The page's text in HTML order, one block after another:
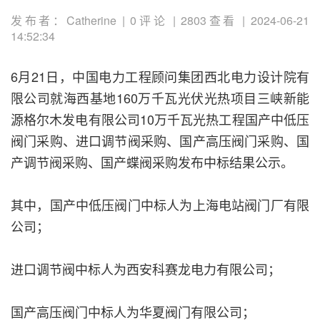
发布者：Catherine | 0评论 | 2803查看 | 2024-06-21
14:52:34
6月21日，中国电力工程顾问集团西北电力设计院有
限公司就海西基地160万千瓦光伏光热项目三峡新能
源格尔木发电有限公司10万千瓦光热工程国产中低压
阀门采购、进口调节阀采购、国产高压阀门采购、国
产调节阀采购、国产蝶阀采购发布中标结果公示。
其中，国产中低压阀门中标人为上海电站阀门厂有限
公司；
进口调节阀中标人为西安科赛龙电力有限公司；
国产高压阀门中标人为华夏阀门有限公司；